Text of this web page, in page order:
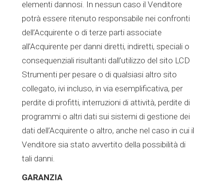
elementi dannosi. In nessun caso il Venditore
potrà essere ritenuto responsabile nei confronti
dell’Acquirente o di terze parti associate
all’Acquirente per danni diretti, indiretti, speciali o
consequenziali risultanti dall’utilizzo del sito LCD
Strumenti per pesare o di qualsiasi altro sito
collegato, ivi incluso, in via esemplificativa, per
perdite di profitti, interruzioni di attività, perdite di
programmi o altri dati sui sistemi di gestione dei
dati dell’Acquirente o altro, anche nel caso in cui il
Venditore sia stato avvertito della possibilità di
tali danni.
GARANZIA